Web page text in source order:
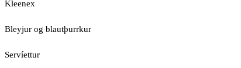
Kleenex
Bleyjur og blautþurrkur
Servíettur